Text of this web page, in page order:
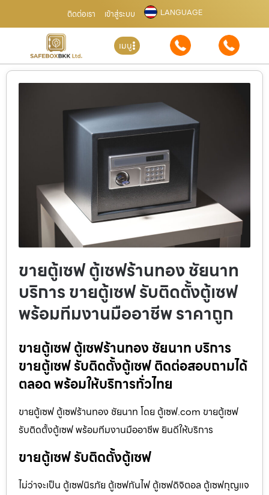
ติดต่อเรา เข้าสู่ระบบ LANGUAGE
เมนู
ขายตู้เซฟ ตู้เซฟร้านทอง ชัยนาท
บริการ ขายตู้เซฟ รับติดตั้งตู้เซฟ
พร้อมทีมงานมืออาชีพ ราคาถูก
ขายตู้เซฟ ตู้เซฟร้านทอง ชัยนาท บริการ
ขายตู้เซฟ รับติดตั้งตู้เซฟ ติดต่อสอบถามได้
ตลอด พร้อมให้บริการทั่วไทย
ขายตู้เซฟ ตู้เซฟร้านทอง ชัยนาท โดย ตู้เซฟ.com ขายตู้เซฟ
รับติดตั้งตู้เซฟ พร้อมทีมงานมืออาชีพ ยินดีให้บริการ
ขายตู้เซฟ รับติดตั้งตู้เซฟ
ไม่ว่าจะเป็น ตู้เซฟนิรภัย ตู้เซฟกันไฟ ตู้เซฟดิจิตอล ตู้เซฟกุญแจ